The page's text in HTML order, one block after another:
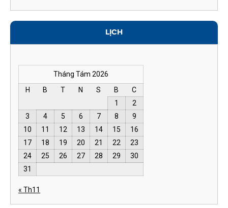
LỊCH
Tháng Tám 2026
H
B T N S B
C
1
2
3
4 5 6 7 8
9
10
11 12 13 14 15
16
17
18 19 20 21 22
23
24
25 26 27 28 29
30
31
« Th11